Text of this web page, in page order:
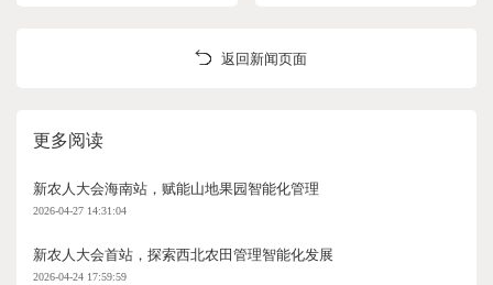
返回新闻页面
更多阅读
新农人大会海南站，赋能山地果园智能化管理
2026-04-27 14:31:04
新农人大会首站，探索西北农田管理智能化发展
2026-04-24 17:59:59